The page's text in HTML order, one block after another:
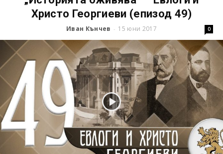
Христо Георгиеви (епизод 49)
Иван Кънчев - 15 юни 2017 0